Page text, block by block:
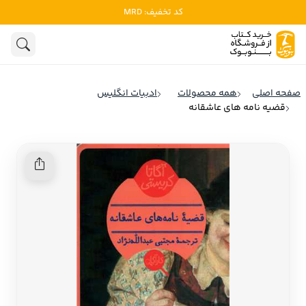
کد تخفیف: MRD
ادبیات
روانشناسی
ادبیات فرانسه
ادبیات ایتالیا
ادبیات روسیه
ادبیات آمریکای لاتین
ادبیات آلمان
ادبیات ترکیه
ادبیات آسیا
صفحه اصلی همه محصولات
ادبیات انگلیس
قضیه نامه های عاشقانه